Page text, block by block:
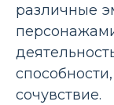
различные
сочувствие.